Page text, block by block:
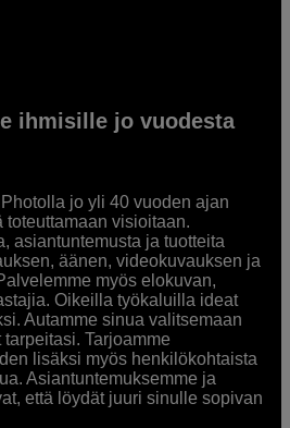
ihmisille jo vuodesta
jo yli 40 vuoden ajan
visioitaan.
asiantuntemusta ja tuotteita
äänen, videokuvauksen ja
myös elokuvan,
Oikeilla työkaluilla ideat
Autamme sinua valitsemaan
Tarjoamme
lisäksi myös henkilökohtaista
Asiantuntemuksemme ja
että löydät juuri sinulle sopivan